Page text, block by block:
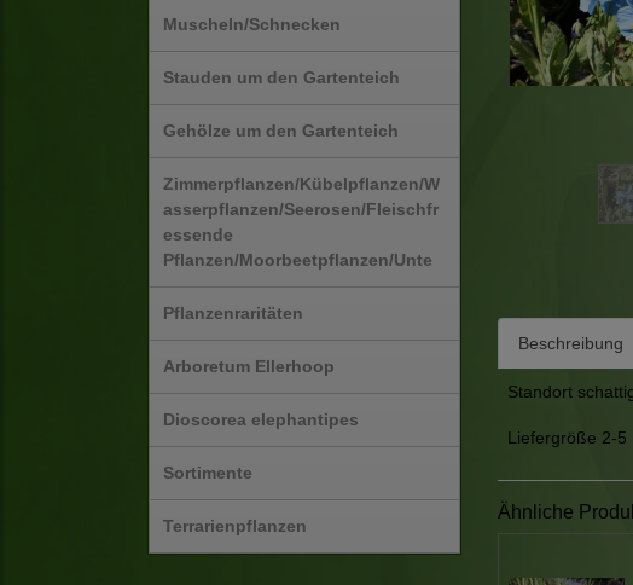
Muscheln/Schnecken
Stauden um den Gartenteich
Gehölze um den Gartenteich
Zimmerpflanzen/Kübelpflanzen/W
asserpflanzen/Seerosen/Fleischfr
essende
Pflanzen/Moorbeetpflanzen/Unte
Pflanzenraritäten
Arboretum Ellerhoop
Dioscorea elephantipes
Sortimente
Terrarienpflanzen
Beschreibung
Standort
Liefergröße 2-5
Ähnliche